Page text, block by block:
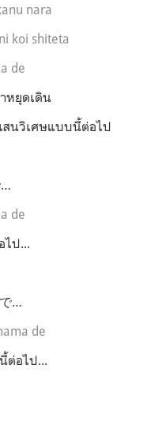
nara
koi shiteta
de
หยุดเดิน
สนวิเศษแบบนี้ต่อไป
…
de
ป...
…
de
ต่อไป...